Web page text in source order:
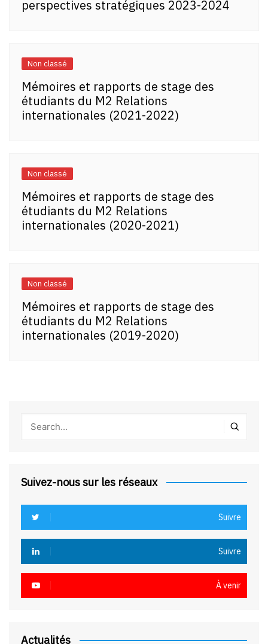
perspectives stratégiques 2023-2024
Non classé
Mémoires et rapports de stage des
étudiants du M2 Relations
internationales (2021-2022)
Non classé
Mémoires et rapports de stage des
étudiants du M2 Relations
internationales (2020-2021)
Non classé
Mémoires et rapports de stage des
étudiants du M2 Relations
internationales (2019-2020)
Suivez-nous sur les réseaux
Suivre
Suivre
À venir
Actualités